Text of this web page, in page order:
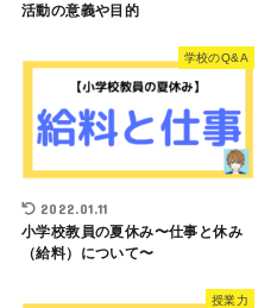
活動の意義や目的
学校のQ&A
2022.01.11
小学校教員の夏休み〜仕事と休み
（給料）について〜
授業力